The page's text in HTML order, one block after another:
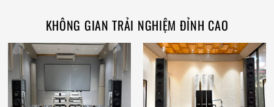
KHÔNG GIAN TRẢI NGHIỆM ĐỈNH CAO